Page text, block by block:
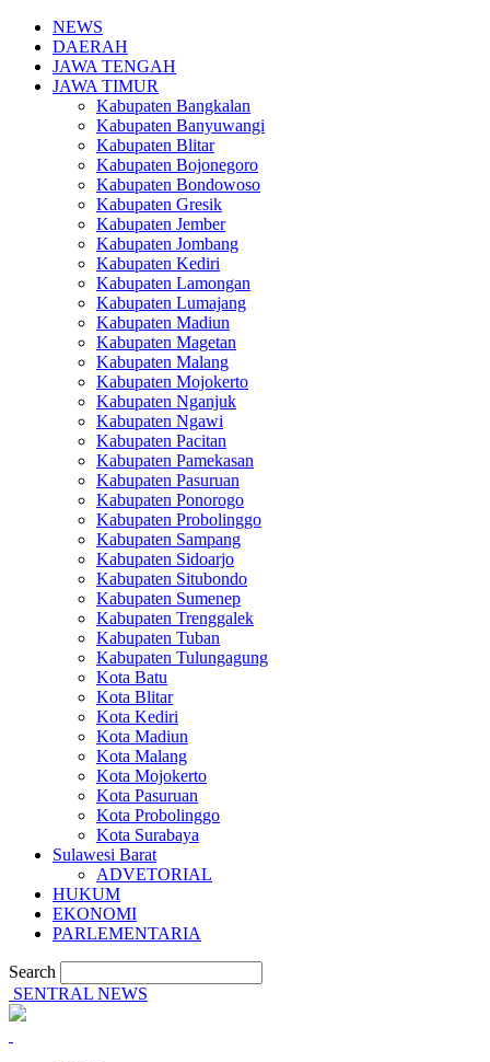
NEWS
DAERAH
JAWA TENGAH
JAWA TIMUR
Kabupaten Bangkalan
Kabupaten Banyuwangi
Kabupaten Blitar
Kabupaten Bojonegoro
Kabupaten Bondowoso
Kabupaten Gresik
Kabupaten Jember
Kabupaten Jombang
Kabupaten Kediri
Kabupaten Lamongan
Kabupaten Lumajang
Kabupaten Madiun
Kabupaten Magetan
Kabupaten Malang
Kabupaten Mojokerto
Kabupaten Nganjuk
Kabupaten Ngawi
Kabupaten Pacitan
Kabupaten Pamekasan
Kabupaten Pasuruan
Kabupaten Ponorogo
Kabupaten Probolinggo
Kabupaten Sampang
Kabupaten Sidoarjo
Kabupaten Situbondo
Kabupaten Sumenep
Kabupaten Trenggalek
Kabupaten Tuban
Kabupaten Tulungagung
Kota Batu
Kota Blitar
Kota Kediri
Kota Madiun
Kota Malang
Kota Mojokerto
Kota Pasuruan
Kota Probolinggo
Kota Surabaya
Sulawesi Barat
ADVETORIAL
HUKUM
EKONOMI
PARLEMENTARIA
Search
SENTRAL NEWS